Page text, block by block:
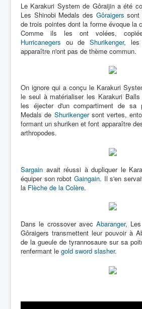
Le Karakuri System de Gôraijin a été
Les Shinobi Medals des Gôraigers sont
de trois pointes dont la forme évoque la
Comme ils les ont volées,
Hurricanegers ou deShurikenger, les
apparaître n'ont pas de thème commun.
On ignore qui a conçu le Karakuri
le seul à matérialiser les Karakuri
les éjecter d'un compartiment de sa
Medals de Shurikengersont vertes,
formant un shuriken et font apparaître
arthropodes.
Sargain avait réussi à dupliquer le
équiper son robot Gaingain. Il s'en
la Flèche de la Colère.
Dans le crossover avec Abaranger,
Gôraigers transmettent leur pouvoir à
de la gueule de tyrannosaure sur sa
renfermant le gold sword slasher.